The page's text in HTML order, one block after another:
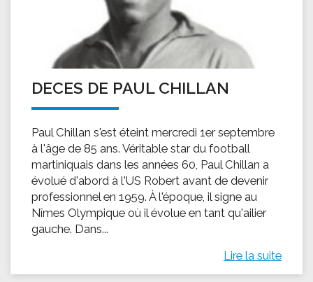
DECES DE PAUL CHILLAN
Paul Chillan s'est éteint mercredi 1er septembre
à l'âge de 85 ans. Véritable star du football
martiniquais dans les années 60, Paul Chillan a
évolué d'abord à l'US Robert avant de devenir
professionnel en 1959. À l'époque, il signe au
Nîmes Olympique où il évolue en tant qu'ailier
gauche. Dans...
Lire la suite